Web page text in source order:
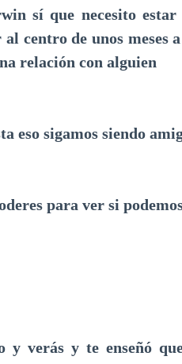
sí que necesito
centro de unos meses
relación con alguien
eso sigamos siendo
para ver si
y verás y te enseñó